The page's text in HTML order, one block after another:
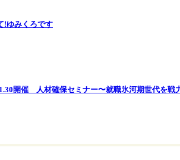
!ゆみくろです
開催 人材確保セミナー〜就職氷河期世代を戦